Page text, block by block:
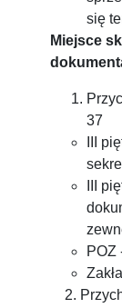
się
Miejsce
37
III
III
POZ
2.